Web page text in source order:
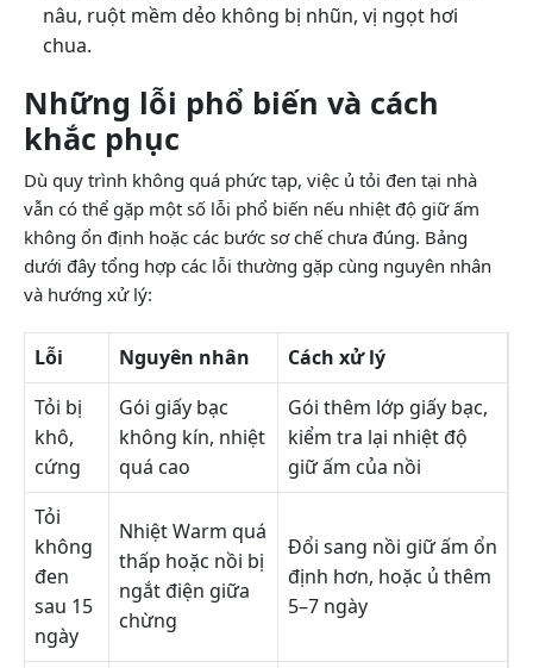
nâu, ruột mềm dẻo không bị nhũn, vị ngọt hơi
chua.
Những lỗi phổ biến và cách
khắc phục
Dù quy trình không quá phức tạp, việc ủ tỏi đen tại nhà
vẫn có thể gặp một số lỗi phổ biến nếu nhiệt độ giữ ấm
không ổn định hoặc các bước sơ chế chưa đúng. Bảng
dưới đây tổng hợp các lỗi thường gặp cùng nguyên nhân
và hướng xử lý:
Lỗi Nguyên nhân
Cách xử lý
Tỏi bị
khô,
cứng
Gói giấy bạc
không kín, nhiệt
quá cao
Gói thêm lớp giấy bạc,
kiểm tra lại nhiệt độ
giữ ấm của nồi
Tỏi
không
đen
sau 15
ngày
Nhiệt Warm quá
thấp hoặc nồi bị
ngắt điện giữa
chừng
Đổi sang nồi giữ ấm ổn
định hơn, hoặc ủ thêm
5–7 ngày